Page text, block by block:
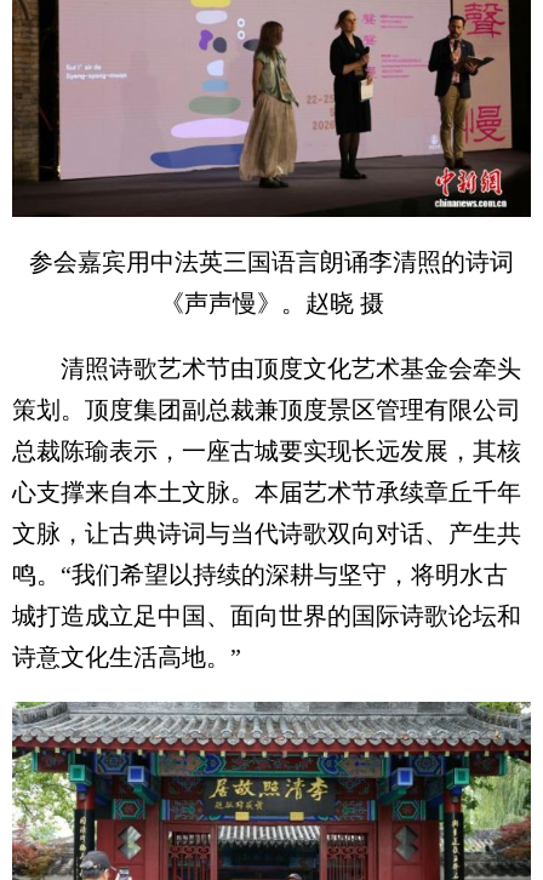
参会嘉宾用中法英三国语言朗诵李清照的诗词
《声声慢》。赵晓 摄
清照诗歌艺术节由顶度文化艺术基金会牵头
策划。顶度集团副总裁兼顶度景区管理有限公司
总裁陈瑜表示，一座古城要实现长远发展，其核
心支撑来自本土文脉。本届艺术节承续章丘千年
文脉，让古典诗词与当代诗歌双向对话、产生共
鸣。“我们希望以持续的深耕与坚守，将明水古
城打造成立足中国、面向世界的国际诗歌论坛和
诗意文化生活高地。”